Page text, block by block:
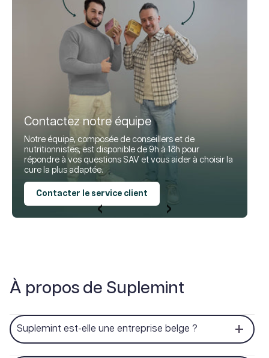
Contactez notre équipe
Notre équipe, composée de conseillers et de
nutritionnistes, est disponible de 9h à 18h pour
répondre à vos questions SAV et vous aider à choisir la
cure la plus adaptée.
Contacter le service client
‹ ›
À propos de Suplemint
Suplemint est-elle une entreprise belge ?